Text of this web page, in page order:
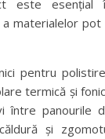
este esențial
a materialelor pot
pentru
termică și
între panourile
și